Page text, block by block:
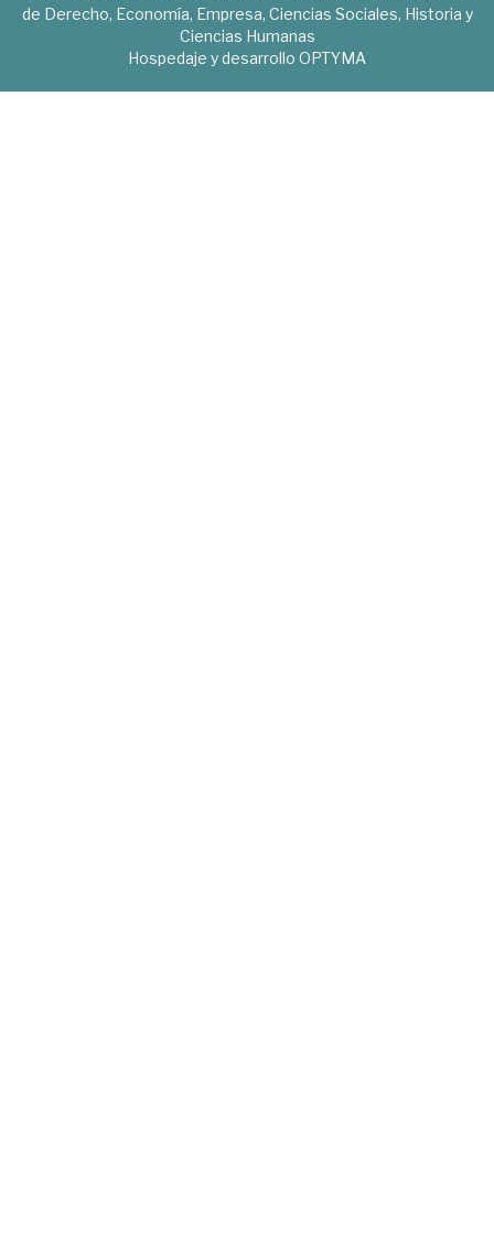
de Derecho, Economía, Empresa, Ciencias Sociales, Historia y
Ciencias Humanas
Hospedaje y desarrollo OPTYMA